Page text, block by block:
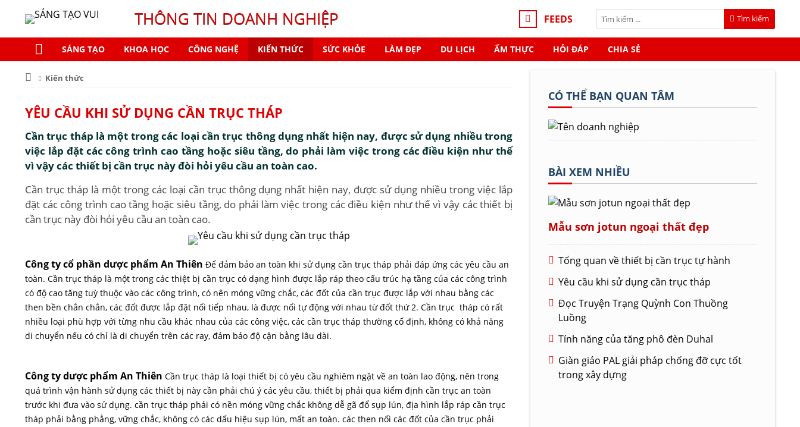
THÔNG TIN DOANH NGHIỆP FEEDS Tìm kiếm
SÁNG TẠO KHOA HỌC CÔNG NGHỆ KIẾN THỨC SỨC KHỎE LÀM ĐẸP DU LỊCH ẨM THỰC HỎI ĐÁP CHIA SẺ
Kiến thức
YÊU CẦU KHI SỬ DỤNG CẦN TRỤC THÁP
Cần trục tháp là một trong các loại cần trục thông dụng nhất hiện nay, được sử dụng nhiều trong
việc lắp đặt các công trình cao tầng hoặc siêu tầng, do phải làm việc trong các điều kiện như thế
vì vậy các thiết bị cần trục này đòi hỏi yêu cầu an toàn cao.
Cần trục tháp là một trong các loại cần trục thông dụng nhất hiện nay, được sử dụng nhiều trong việc lắp
đặt các công trình cao tầng hoặc siêu tầng, do phải làm việc trong các điều kiện như thế vì vậy các thiết bị
cần trục này đòi hỏi yêu cầu an toàn cao.
Công ty cổ phần dược phẩm An Thiên Để đảm bảo an toàn khi sử dụng cần trục tháp phải đáp ứng các yêu cầu an
toàn. Cần trục tháp là một trong các thiệt bị cần trục có dạng hình được lắp ráp theo cấu trúc hạ tầng của các công trình
có độ cao tăng tuỳ thuộc vào các công trình, có nên móng vững chắc, các đốt của cần trục được lắp với nhau bằng các
then bền chắn chắn, các đốt được lắp đặt nối tiếp nhau, là được nối tự động với nhau từ đốt thứ 2. Cần trục tháp có rất
nhiều loại phù hợp với từng nhu cầu khác nhau của các công việc, các cần trục tháp thường cố định, không có khả năng
di chuyển nếu có chỉ là di chuyển trên các ray, đảm bảo độ cận bằng lâu dài.
Công ty dược phẩm An Thiên Cần trục tháp là loại thiết bị có yêu cầu nghiêm ngặt về an toàn lao động, nên trong
quá trình vận hành sử dụng các thiết bị này cần phải chú ý các yêu cầu, thiết bị phải qua kiểm định cần trục an toàn
trước khi đưa vào sử dụng. cần trục tháp phải có nền móng vững chắc không dễ gã đổ sụp lún, địa hình lắp ráp cần trục
tháp phải bằng phẳng, vững chắc, không có các dấu hiệu sụp lún, mất an toàn. các then nối các đốt của cần trục phải
CÓ THỂ BẠN QUAN TÂM
BÀI XEM NHIỀU
Mẫu sơn jotun ngoại thất đẹp
Tổng quan về thiết bị cần trục tự hành
Yêu cầu khi sử dụng cần trục tháp
Đọc Truyện Trạng Quỳnh Con Thuồng
Luồng
Tính năng của tăng phô đèn Duhal
Giàn giáo PAL giải pháp chống đỡ cực tốt
trong xây dựng